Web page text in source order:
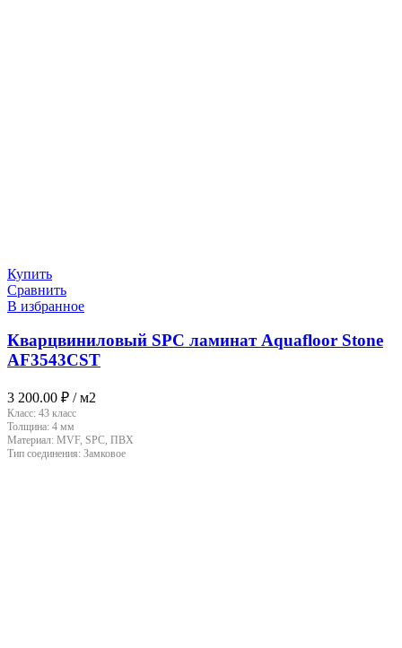
Купить
Сравнить
В избранное
Кварцвиниловый SPC ламинат Aquafloor Stone
AF3543CST
3 200.00 ₽ / м2
Класс: 43 класс
Толщина: 4 мм
Материал: MVF, SPC, ПВХ
Тип соединения: Замковое